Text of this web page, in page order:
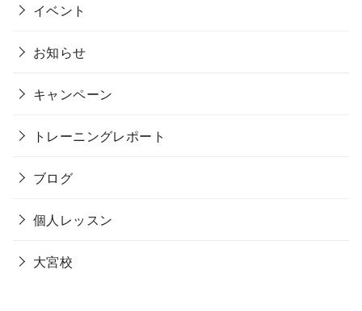
イベント
お知らせ
キャンペーン
トレーニングレポート
ブログ
個人レッスン
大宮校